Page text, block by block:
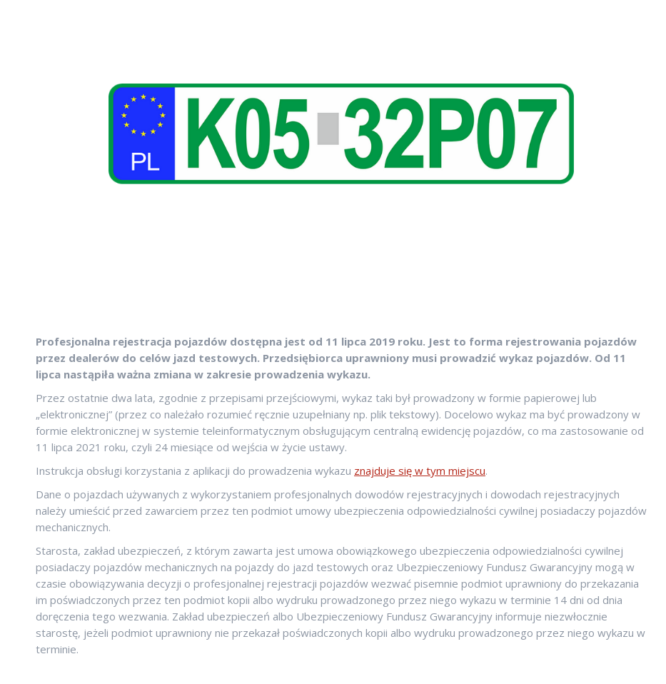
Profesjonalna rejestracja pojazdów dostępna jest od 11 lipca 2019 roku. Jest to forma rejestrowania pojazdów
przez dealerów do celów jazd testowych. Przedsiębiorca uprawniony musi prowadzić wykaz pojazdów. Od 11
lipca nastąpiła ważna zmiana w zakresie prowadzenia wykazu.
Przez ostatnie dwa lata, zgodnie z przepisami przejściowymi, wykaz taki był prowadzony w formie papierowej lub
„elektronicznej” (przez co należało rozumieć ręcznie uzupełniany np. plik tekstowy). Docelowo wykaz ma być prowadzony w
formie elektronicznej w systemie teleinformatycznym obsługującym centralną ewidencję pojazdów, co ma zastosowanie od
11 lipca 2021 roku, czyli 24 miesiące od wejścia w życie ustawy.
Instrukcja obsługi korzystania z aplikacji do prowadzenia wykazu znajduje się w tym miejscu.
Dane o pojazdach używanych z wykorzystaniem profesjonalnych dowodów rejestracyjnych i dowodach rejestracyjnych
należy umieścić przed zawarciem przez ten podmiot umowy ubezpieczenia odpowiedzialności cywilnej posiadaczy pojazdów
mechanicznych.
Starosta, zakład ubezpieczeń, z którym zawarta jest umowa obowiązkowego ubezpieczenia odpowiedzialności cywilnej
posiadaczy pojazdów mechanicznych na pojazdy do jazd testowych oraz Ubezpieczeniowy Fundusz Gwarancyjny mogą w
czasie obowiązywania decyzji o profesjonalnej rejestracji pojazdów wezwać pisemnie podmiot uprawniony do przekazania
im poświadczonych przez ten podmiot kopii albo wydruku prowadzonego przez niego wykazu w terminie 14 dni od dnia
doręczenia tego wezwania. Zakład ubezpieczeń albo Ubezpieczeniowy Fundusz Gwarancyjny informuje niezwłocznie
starostę, jeżeli podmiot uprawniony nie przekazał poświadczonych kopii albo wydruku prowadzonego przez niego wykazu w
terminie.